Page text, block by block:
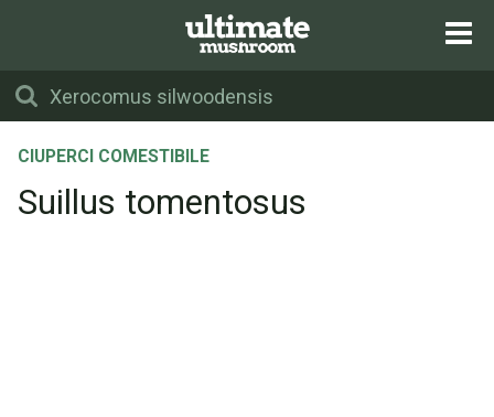
CIUPERCI COMESTIBILE
Suillus tomentosus